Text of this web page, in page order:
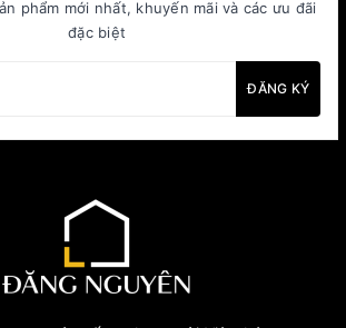
phẩm mới nhất, khuyến mãi và các ưu đãi
đặc biệt
ĐĂNG KÝ